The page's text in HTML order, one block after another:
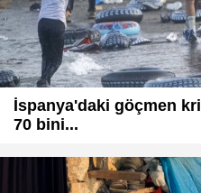
İspanya'daki göçmen
70 bini...